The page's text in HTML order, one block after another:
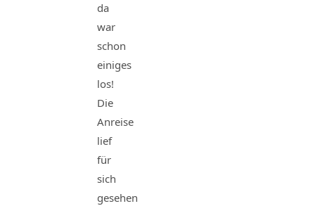
da
war
schon
einiges
los!
Die
Anreise
lief
für
sich
gesehen